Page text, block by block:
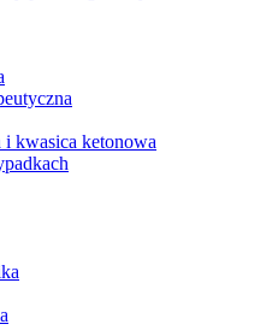
kwasica ketonowa